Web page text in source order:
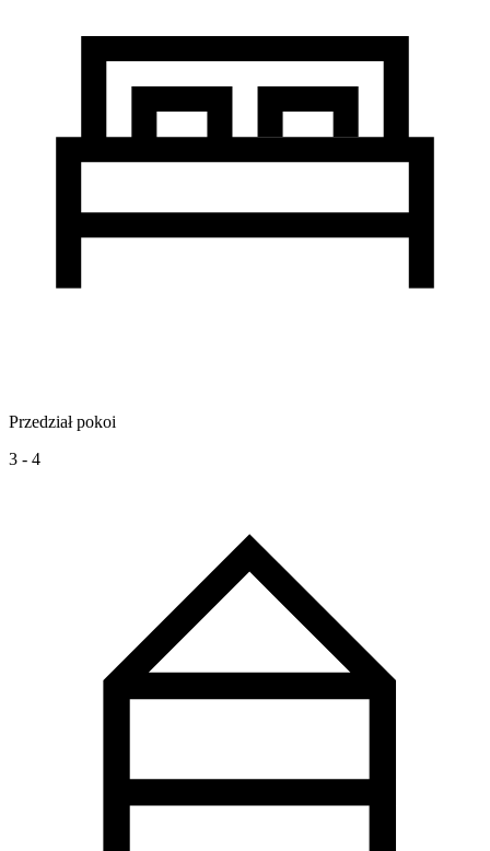
Przedział pokoi
3 - 4